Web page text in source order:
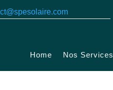
Home Nos Services